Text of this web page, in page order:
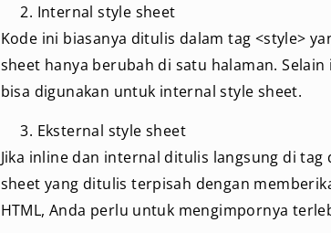
Internal style sheet
Kode ini biasanya ditulis dalam tag <style>
sheet hanya berubah di satu halaman.
bisa digunakan untuk internal style sheet.
Eksternal style sheet
Jika inline dan internal ditulis langsung di
sheet yang ditulis terpisah dengan
HTML, Anda perlu untuk mengimpornya